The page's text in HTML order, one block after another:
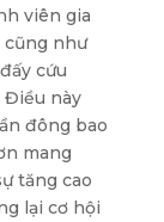
viên gia
như
cứu
Điều này
đông bao
mang
tăng cao
lại cơ hội